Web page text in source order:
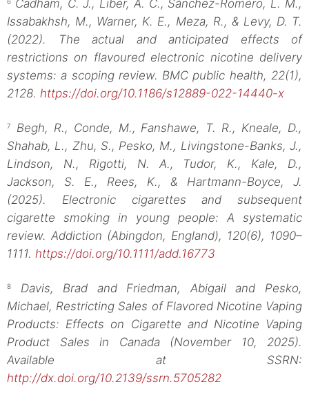
Cadham, C. J., Liber, A. C., Sánchez-Romero, L. M.,
Issabakhsh, M., Warner, K. E., Meza, R., & Levy, D. T.
(2022). The actual and anticipated effects of
restrictions on flavoured electronic nicotine delivery
systems: a scoping review. BMC public health, 22(1),
2128. https://doi.org/10.1186/s12889-022-14440-x
7
Begh, R., Conde, M., Fanshawe, T. R., Kneale, D.,
Shahab, L., Zhu, S., Pesko, M., Livingstone-Banks, J.,
Lindson, N., Rigotti, N. A., Tudor, K., Kale, D.,
Jackson, S. E., Rees, K., & Hartmann-Boyce, J.
(2025). Electronic cigarettes and subsequent
cigarette smoking in young people: A systematic
review. Addiction (Abingdon, England), 120(6), 1090–
1111. https://doi.org/10.1111/add.16773
8
Davis, Brad and Friedman, Abigail and Pesko,
Michael, Restricting Sales of Flavored Nicotine Vaping
Products: Effects on Cigarette and Nicotine Vaping
Product Sales in Canada (November 10, 2025).
Available at SSRN:
http://dx.doi.org/10.2139/ssrn.5705282